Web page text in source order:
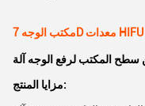
مزايا المنتج: